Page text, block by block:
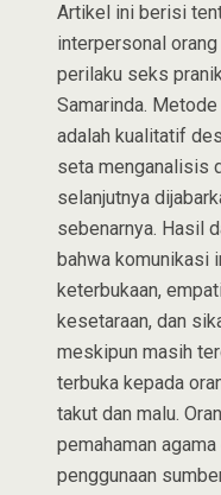
Artikel ini berisi
interpersonal
perilaku seks
Samarinda.
adalah kualitatif
seta menganalisis
selanjutnya
sebenarnya. Hasil
bahwa komunikasi
keterbukaan,
kesetaraan, dan
meskipun masih
terbuka kepada
takut dan malu.
pemahaman
penggunaan